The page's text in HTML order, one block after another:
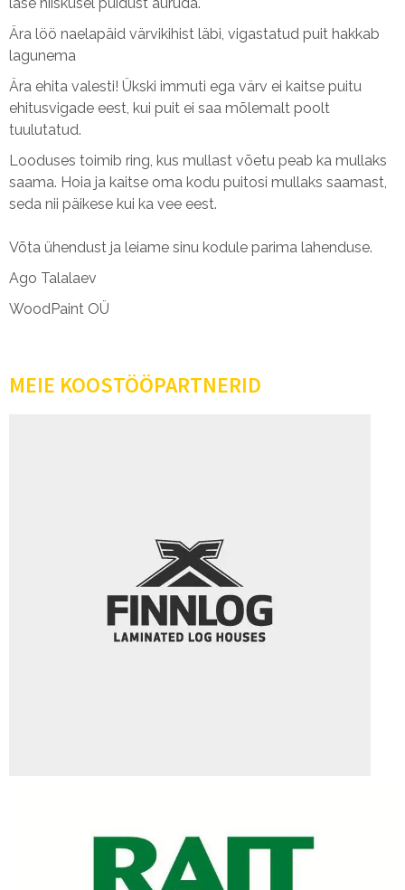
Ära löö naelapäid värvikihist läbi, vigastatud puit hakkab
lagunema
Ära ehita valesti! Ükski immuti ega värv ei kaitse puitu
ehitusvigade eest, kui puit ei saa mõlemalt poolt
tuulutatud.
Looduses toimib ring, kus mullast võetu peab ka mullaks
saama. Hoia ja kaitse oma kodu puitosi mullaks saamast,
seda nii päikese kui ka vee eest.
Võta ühendust ja leiame sinu kodule parima lahenduse.
Ago Talalaev
WoodPaint OÜ
MEIE KOOSTÖÖPARTNERID